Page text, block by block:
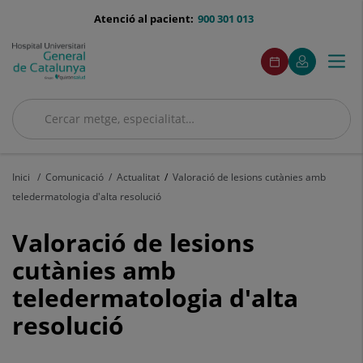
menu-
900 301 013
Atenció al pacient:
Cercar
Cercar
menuAcceso
Demaneu
cita
Aquest
enllaç
s'obrirà
una
El
meu
Aquest
enllaç
s'obrirà
una
finestra
Menú
Inici Comunicació Actualitat
Valoració de lesions cutànies amb
teledermatologia d'alta resolució
Valoració
de
lesions
cutànies
Valoració de lesions
cutànies amb
teledermatologia d'alta
resolució